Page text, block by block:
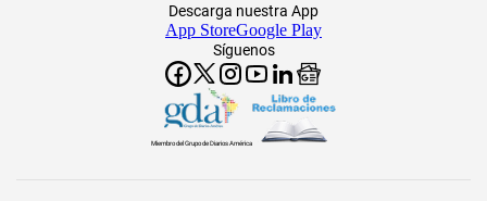
Síguenos
Descarga nuestra App
App StoreGoogle Play
Miembro del Grupo de Diarios América